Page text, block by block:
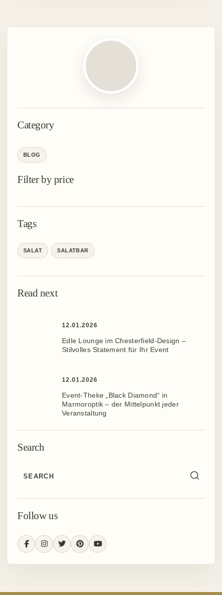
Category
BLOG
Filter by price
Tags
SALAT SALATBAR
Read next
12.01.2026
Edle Lounge im Chesterfield-Design –
Stilvolles Statement für Ihr Event ️
12.01.2026
Event-Theke „Black Diamond“ in
Marmoroptik – der Mittelpunkt jeder
Veranstaltung
Search
Follow us